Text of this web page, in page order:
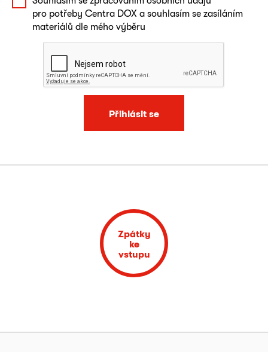
pro potřeby Centra DOX a souhlasím se zasíláním
materiálů dle mého výběru
Přihlásit se
Zpátky
ke
vstupu